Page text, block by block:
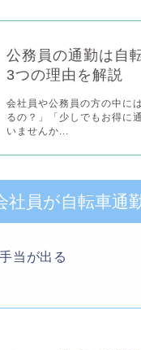
公務員の通勤は自
3つの理由を解説
会社員や公務員の方の中に
るの？」「少しでもお得に
いませんか...
社員が自転車通
当が出る